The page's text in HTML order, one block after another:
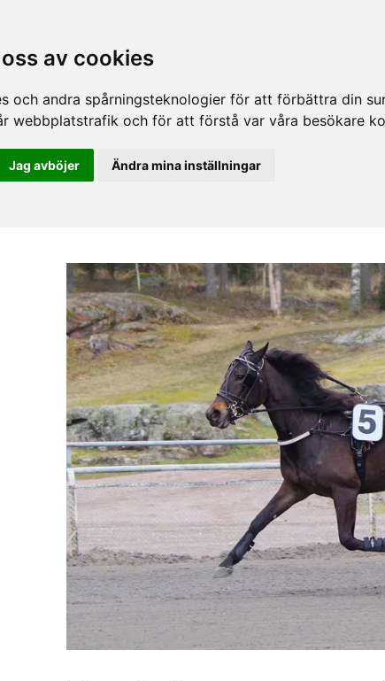
av cookies
och andra spårningsteknologier för att förbättra din
webbplatstrafik och för att förstå var våra besökare
Jag avböjer Ändra mina inställningar